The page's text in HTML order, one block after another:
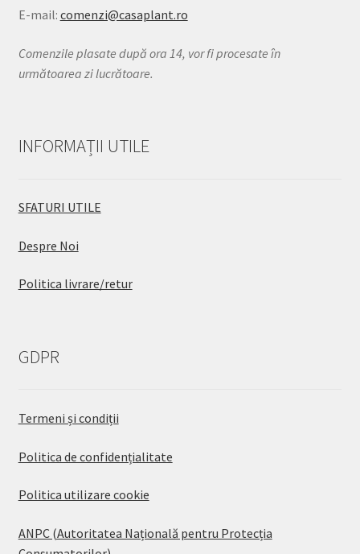
E-mail: comenzi@casaplant.ro
Comenzile plasate după ora 14, vor fi procesate în
următoarea zi lucrătoare.
INFORMAȚII UTILE
SFATURI UTILE
Despre Noi
Politica livrare/retur
GDPR
Termeni și condiții
Politica de confidențialitate
Politica utilizare cookie
ANPC (Autoritatea Națională pentru Protecția